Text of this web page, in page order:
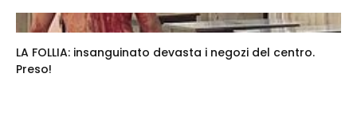
LA FOLLIA: insanguinato devasta i negozi del centro.
Preso!